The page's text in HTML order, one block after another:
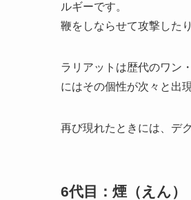
ルギーです。
鞭をしならせて攻撃した
ラリアットは歴代のワン
にはその個性が次々と出
再び現れたときには、デ
6代目：煙（えん）